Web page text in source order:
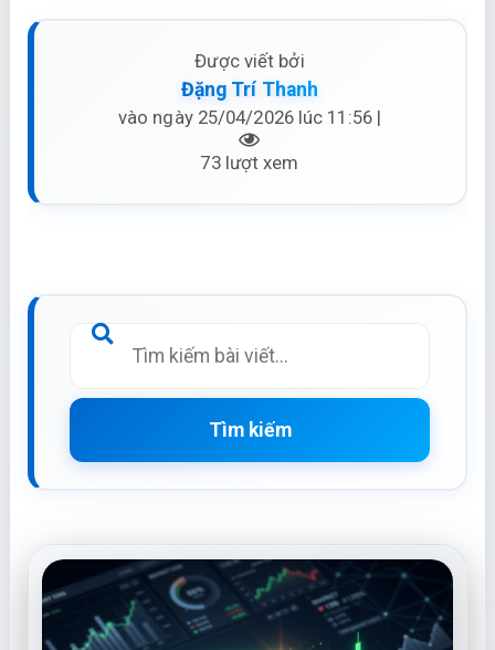
Được viết bởi
Đặng Trí Thanh
vào ngày 25/04/2026 lúc 11:56 |
73 lượt xem
Tìm kiếm